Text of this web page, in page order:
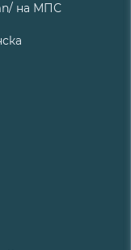
на МПС